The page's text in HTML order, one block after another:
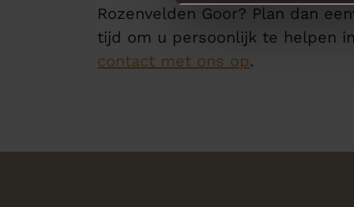
Rozenvelden Goor? Plan dan
tijd om u persoonlijk te helpen
contact met ons op.